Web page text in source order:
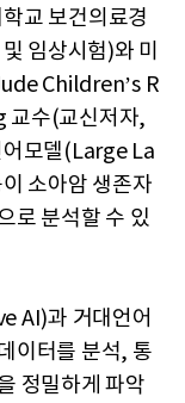
교 보건의료경
임상시험)와 미
Children’s R
수(교신저자,
어모델(Large La
소아암 생존자
로 분석할 수 있
AI)과 거대언어
이터를 분석, 통
정밀하게 파악